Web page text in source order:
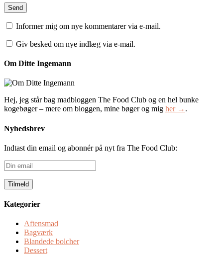
Informer mig om nye kommentarer via e-mail.
Giv besked om nye indlæg via e-mail.
Om Ditte Ingemann
Hej, jeg står bag madbloggen The Food Club og en hel bunke
kogebøger – mere om bloggen, mine bøger og mig her → .
Nyhedsbrev
Indtast din email og abonnér på nyt fra The Food Club:
Din
email
Kategorier
Aftensmad
Bagværk
Blandede bolcher
Dessert